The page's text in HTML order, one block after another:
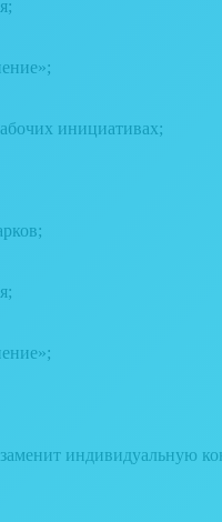
инициативах;
индивидуальную